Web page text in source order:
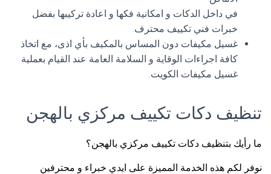
في داخل الدكات و امكانية فكها و اعادة تركيبها بفضل
خبرات فني تكييف محترف.
غسيل مكيفات دون المساس بالمكيف بأي اذى، مع اتخاذ
كافة اجراءات الوقاية و السلامة العامة عند القيام بعملية
غسيل مكيفات الكويت.
تنظيف دكات تكييف مركزي بالهجن
ما رأيك بتنظيف دكات تكييف مركزي بالهجن؟
نوفر لكم هذه الخدمة المميزة على ايدي خبراء و محترفين